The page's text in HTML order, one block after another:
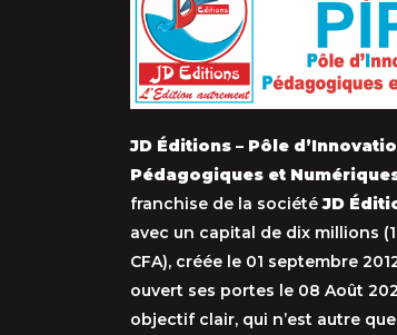
JD Éditions – Pôle
Pédagogiques et
franchise de la sociétéJD
avec un capital de dix millions
CFA), créée le 01 septembre
ouvert ses portes le 08 Août
objectif clair, qui n’est autre